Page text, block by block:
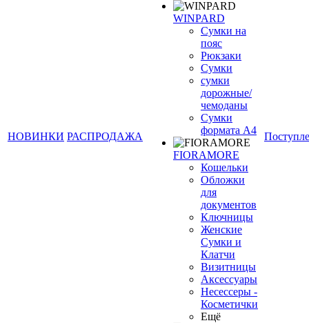
НОВИНКИ РАСПРОДАЖА
WINPARD
Сумки на
пояс
Рюкзаки
Сумки
сумки
дорожные/
чемоданы
Сумки
формата А4
FIORAMORE
Кошельки
Обложки
для
документов
Ключницы
Женские
Сумки и
Клатчи
Визитницы
Аксессуары
Несессеры -
Косметички
Ещё